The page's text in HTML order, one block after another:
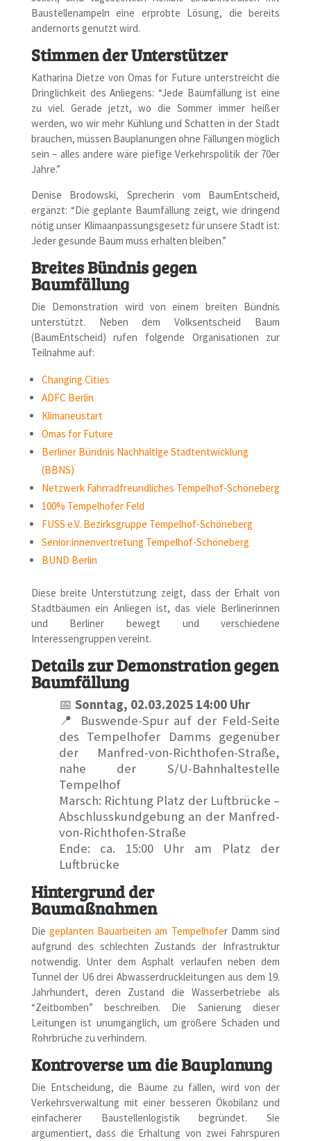
Baustellenampeln eine erprobte Lösung, die bereits
andernorts genutzt wird.
Stimmen der Unterstützer
Katharina Dietze von Omas for Future unterstreicht die
Dringlichkeit des Anliegens: “Jede Baumfällung ist eine
zu viel. Gerade jetzt, wo die Sommer immer heißer
werden, wo wir mehr Kühlung und Schatten in der Stadt
brauchen, müssen Bauplanungen ohne Fällungen möglich
sein – alles andere wäre piefige Verkehrspolitik der 70er
Jahre.”
Denise Brodowski, Sprecherin vom BaumEntscheid,
ergänzt: “Die geplante Baumfällung zeigt, wie dringend
nötig unser Klimaanpassungsgesetz für unsere Stadt ist:
Jeder gesunde Baum muss erhalten bleiben.”
Breites Bündnis gegen
Baumfällung
Die Demonstration wird von einem breiten Bündnis
unterstützt. Neben dem Volksentscheid Baum
(BaumEntscheid) rufen folgende Organisationen zur
Teilnahme auf:
Changing Cities
ADFC Berlin
Klimaneustart
Omas for Future
Berliner Bündnis Nachhaltige Stadtentwicklung
(BBNS)
Netzwerk Fahrradfreundliches Tempelhof-Schöneberg
100% Tempelhofer Feld
FUSS e.V. Bezirksgruppe Tempelhof-Schöneberg
Senior:innenvertretung Tempelhof-Schöneberg
BUND Berlin
Diese breite Unterstützung zeigt, dass der Erhalt von
Stadtbäumen ein Anliegen ist, das viele Berlinerinnen
und Berliner bewegt und verschiedene
Interessengruppen vereint.
Details zur Demonstration gegen
Baumfällung
📅 Sonntag, 02.03.2025 14:00 Uhr
📍
Buswende-Spur auf der Feld-Seite
des Tempelhofer Damms gegenüber
der Manfred-von-Richthofen-Straße,
nahe der S/U-Bahnhaltestelle
Tempelhof
Marsch: Richtung Platz der Luftbrücke –
Abschlusskundgebung an der Manfred-
von-Richthofen-Straße
Ende: ca. 15:00 Uhr am Platz der
Luftbrücke
Hintergrund der
Baumaßnahmen
Diegeplanten Bauarbeiten am Tempelhofer Damm sind
aufgrund des schlechten Zustands der Infrastruktur
notwendig. Unter dem Asphalt verlaufen neben dem
Tunnel der U6 drei Abwasserdruckleitungen aus dem 19.
Jahrhundert, deren Zustand die Wasserbetriebe als
“Zeitbomben” beschreiben. Die Sanierung dieser
Leitungen ist unumgänglich, um größere Schäden und
Rohrbrüche zu verhindern.
Kontroverse um die Bauplanung
Die Entscheidung, die Bäume zu fällen, wird von der
Verkehrsverwaltung mit einer besseren Ökobilanz und
einfacherer Baustellenlogistik begründet. Sie
argumentiert, dass die Erhaltung von zwei Fahrspuren